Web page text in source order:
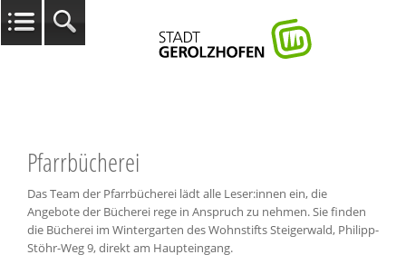
Pfarrbücherei
Das Team der Pfarrbücherei lädt alle Leser:innen ein, die
Angebote der Bücherei rege in Anspruch zu nehmen. Sie finden
die Bücherei im Wintergarten des Wohnstifts Steigerwald, Philipp-
Stöhr-Weg 9, direkt am Haupteingang.